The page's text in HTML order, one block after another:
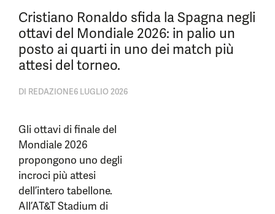
Cristiano Ronaldo sfida la Spagna negli
ottavi del Mondiale 2026: in palio un
posto ai quarti in uno dei match più
attesi del torneo.
DI REDAZIONE6 LUGLIO 2026
Gli ottavi di finale del
Mondiale 2026
propongono uno degli
incroci più attesi
dell’intero tabellone.
All’AT&T Stadium di